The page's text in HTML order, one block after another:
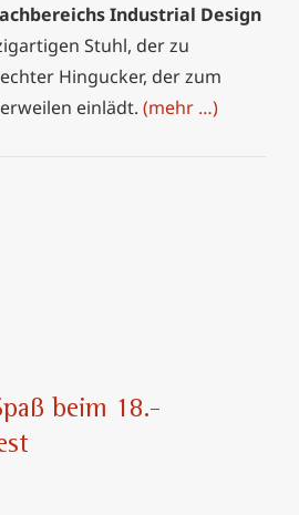
Industrial Design
Stuhl, der zu
Hingucker, der zum
einlädt. (mehr …)
beim 18.-